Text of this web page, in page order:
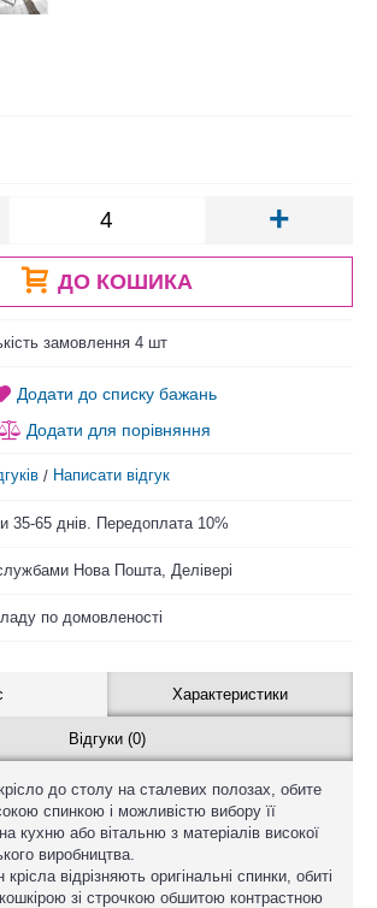
+
ДО КОШИКА
замовлення 4 шт
Додати до списку бажань
Додати для порівняння
/ Написати відгук
35-65 днів. Передоплата 10%
Нова Пошта, Делівері
по домовленості
Характеристики
Відгуки (0)
до столу на сталевих полозах, обите
спинкою і можливістю вибору її
кухню або вітальню з матеріалів високої
виробництва.
відрізняють оригінальні спинки, обиті
зі строчкою обшитою контрастною